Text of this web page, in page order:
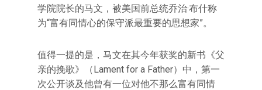
学院院长的马文，被美国前总统乔治·布什称
为“富有同情心的保守派最重要的思想家”。
值得一提的是，马文在其今年获奖的新书《父
亲的挽歌》（Lament for a Father）中，第一
次公开谈及他曾有一位对他不那么富有同情